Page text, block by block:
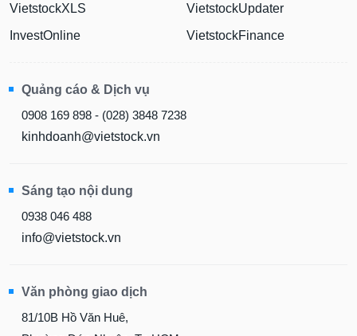
VietstockXLS
InvestOnline
VietstockUpdater
VietstockFinance
Quảng cáo & Dịch vụ
0908 169 898 - (028) 3848 7238
kinhdoanh@vietstock.vn
Sáng tạo nội dung
0938 046 488
info@vietstock.vn
Văn phòng giao dịch
81/10B Hồ Văn Huê,